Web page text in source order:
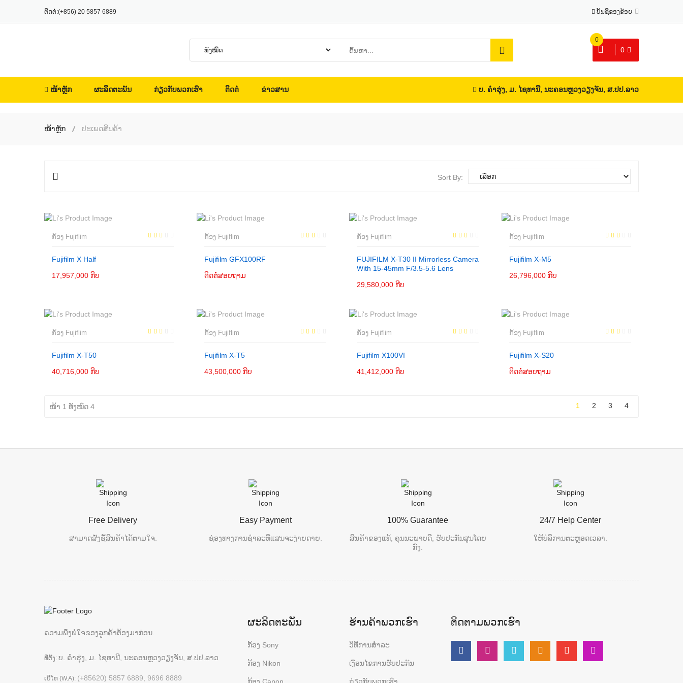
ຕິດຕໍ່:(+856) 20 5857 6889 ບັນຊີຂອງຂ້ອຍ
0
0
ໜ້າຫຼັກ ຜະລິດຕະພັນ ກ່ຽວກັບພວກເຮົາ ຕິດຕໍ່ ຂ່າວສານ ບ. ຄຳຮຸ່ງ, ມ. ໄຊທານີ, ນະຄອນຫຼວງວຽງຈັນ, ສ.ປປ.ລາວ
ໜ້າຫຼັກ ປະເພດສິນຄ້າ
Sort By:
ກ້ອງ Fujiflim
Fujifilm X Half
17,957,000 ກີບ
ເພີ່ມເຂົ້າກະຕ່າ
ກ້ອງ Fujiflim
Fujifilm GFX100RF
ຕິດຕໍ່ສອບຖາມ
ເພີ່ມເຂົ້າກະຕ່າ
ກ້ອງ Fujiflim
FUJIFILM X-T30 II Mirrorless Camera
With 15-45mm F/3.5-5.6 Lens
29,580,000 ກີບ
ເພີ່ມເຂົ້າກະຕ່າ
ກ້ອງ Fujiflim
Fujifilm X-M5
26,796,000 ກີບ
ເພີ່ມເຂົ້າກະຕ່າ
ກ້ອງ Fujiflim
Fujifilm X-T50
40,716,000 ກີບ
ຕິດຕໍ່
ກ້ອງ Fujiflim
Fujifilm X-T5
43,500,000 ກີບ
ຕິດຕໍ່
ກ້ອງ Fujiflim
Fujifilm X100VI
41,412,000 ກີບ
ເພີ່ມເຂົ້າກະຕ່າ
ກ້ອງ Fujiflim
Fujifilm X-S20
ຕິດຕໍ່ສອບຖາມ
ຕິດຕໍ່
ໜ້າ 1 ທັງໝົດ 4 1 2 3 4
Free Delivery
ສາມາດສັ່ງຊື້ສິນຄ້າໄດ້ຕາມໃຈ.
Easy Payment
ຊ່ອງທາງການຊຳລະທີ່ແສນຈະງ່າຍດາຍ.
100% Guarantee
ສິນຄ້າຂອງແທ້, ຄຸນນະພາບດີ, ຮັບປະກັນສູນໂດຍ
ກົງ.
24/7 Help Center
ໃຫ້ບໍລິການຕະຫຼອດເວລາ.
ຄວາມພຶງພໍໃຈຂອງລູກຄ້າຕ້ອງມາກ່ອນ.
ທີ່ຕັ້ງ: ບ. ຄຳຮຸ່ງ, ມ. ໄຊທານີ, ນະຄອນຫຼວງວຽງຈັນ, ສ.ປປ.ລາວ
ເບີໂທ (W.A): (+85620) 5857 6889, 9696 8889
ຜະລິດຕະພັນ
ກ້ອງ Sony
ກ້ອງ Nikon
ກ້ອງ Canon
ຮ້ານຄ້າພວກເຮົາ
ວິທີການສຳລະ
ເງື່ອນໄຂການຮັບປະກັນ
ກ່ຽວກັບພວກເຮົາ
ຕິດຕາມພວກເຮົາ